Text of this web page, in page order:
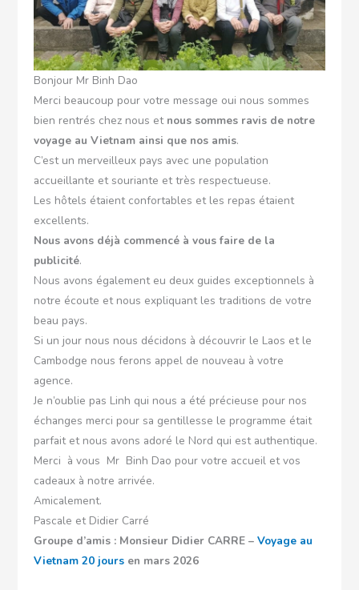
Bonjour Mr Binh Dao
Merci beaucoup pour votre message oui nous sommes
bien rentrés chez nous et nous sommes ravis de notre
voyage auVietnam ainsi que nos amis.
C’est un merveilleux pays avec une population
accueillante et souriante et très respectueuse.
Les hôtels étaient confortables et les repas étaient
excellents.
Nous avons déjà commencé à vous faire de la
publicité.
Nous avons également eu deux guides exceptionnels à
notre écoute et nous expliquant les traditions de votre
beau pays.
Si un jour nous nous décidons à découvrir le Laos et le
Cambodge nous ferons appel de nouveau à votre
agence.
Je n’oublie pas Linh qui nous a été précieuse pour nos
échanges merci pour sa gentillesse le programme était
parfait et nous avons adoré le Nord qui est authentique.
Merci à vous Mr Binh Dao pour votre accueil et vos
cadeaux à notre arrivée.
Amicalement.
Pascale et Didier Carré
Groupe d’amis : Monsieur Didier CARRE –Voyage au
Vietnam 20 jours en mars 2026